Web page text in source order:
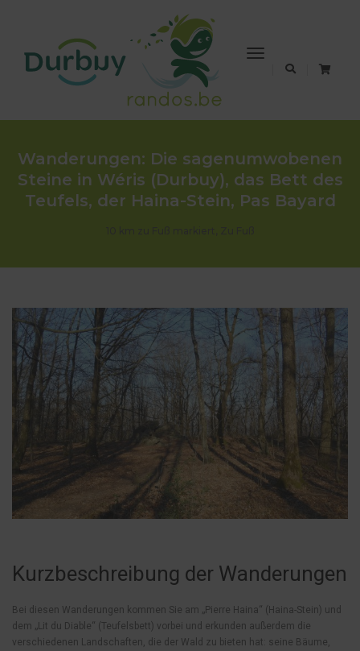
Toggle
Navigation
Wanderungen: Die sagenumwobenen
Steine in Wéris (Durbuy), das Bett des
Teufels, der Haina-Stein, Pas Bayard
Kurzbeschreibung der Wanderungen
Bei diesen Wanderungen kommen Sie am „Pierre Haina“ (Haina-Stein) und
dem „Lit du Diable“ (Teufelsbett) vorbei und erkunden außerdem die
verschiedenen Landschaften, die der Wald zu bieten hat: seine Bäume,